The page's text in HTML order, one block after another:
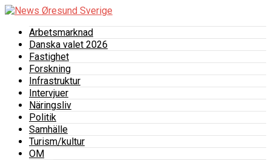
Arbetsmarknad
Danska valet 2026
Fastighet
Forskning
Infrastruktur
Intervjuer
Näringsliv
Politik
Samhälle
Turism/kultur
OM